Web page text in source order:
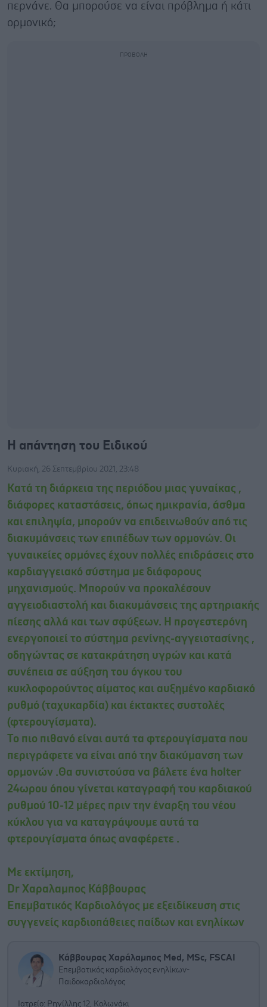
περνάνε. Θα μπορούσε να είναι πρόβλημα ή κάτι
ορμονικό;
Η απάντηση του Ειδικού
Κυριακή, 26 Σεπτεμβρίου 2021, 23:48
Κατά τη διάρκεια της περιόδου μιας γυναίκας ,
διάφορες καταστάσεις, όπως ημικρανία, άσθμα
και επιληψία, μπορούν να επιδεινωθούν από τις
διακυμάνσεις των επιπέδων των ορμονών. Οι
γυναικείες ορμόνες έχουν πολλές επιδράσεις στο
καρδιαγγειακό σύστημα με διάφορους
μηχανισμούς. Μπορούν να προκαλέσουν
αγγειοδιαστολή και διακυμάνσεις της αρτηριακής
πίεσης αλλά και των σφύξεων. Η προγεστερόνη
ενεργοποιεί το σύστημα ρενίνης-αγγειοτασίνης ,
οδηγώντας σε κατακράτηση υγρών και κατά
συνέπεια σε αύξηση του όγκου του
κυκλοφορούντος αίματος και αυξημένο καρδιακό
ρυθμό (ταχυκαρδία) και έκτακτες συστολές
(φτερουγίσματα).
Το πιο πιθανό είναι αυτά τα φτερουγίσματα που
περιγράφετε να είναι από την διακύμανση των
ορμονών .Θα συνιστούσα να βάλετε ένα holter
24ωρου όπου γίνεται καταγραφή του καρδιακού
ρυθμού 10-12 μέρες πριν την έναρξη του νέου
κύκλου για να καταγράψουμε αυτά τα
φτερουγίσματα όπως αναφέρετε .
Με εκτίμηση,
Dr Χαραλαμπος Κάββουρας
Επεμβατικός Καρδιολόγος με εξειδίκευση στις
συγγενείς καρδιοπάθειες παίδων και ενηλίκων
Κάββουρας Χαράλαμπος Med, MSc, FSCAI
Επεμβατικός καρδιολόγος ενηλίκων-
Παιδοκαρδιολόγος
Ιατρείο: Ρηγίλλης 12, Κολωνάκι